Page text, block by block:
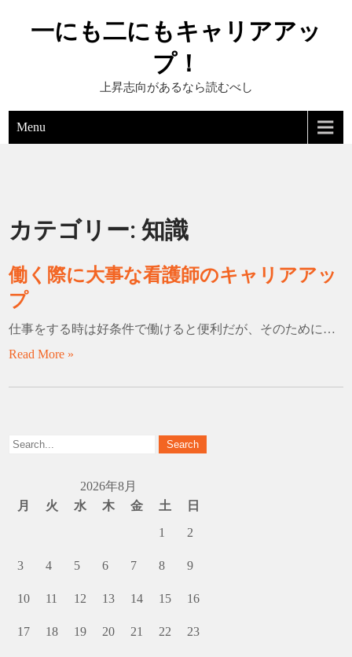
一にも二にもキャリアアッ
プ！
上昇志向があるなら読むべし
Menu
カテゴリー:知識
働く際に大事な看護師のキャリアアッ
プ
仕事をする時は好条件で働けると便利だが、そのために…
Read More »
2026年8月
月
火 水 木 金 土
日
1
2
3 4 5 6 7 8 9
10 11 12 13 14 15 16
17 18 19 20 21 22 23